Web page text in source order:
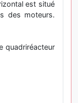
est situé
des moteurs.
quadriréacteur